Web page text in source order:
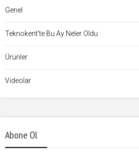
Genel
Teknokent'te Bu Ay Neler Oldu
Ürünler
Videolar
Abone Ol